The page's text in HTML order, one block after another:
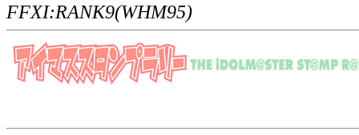
FFXI:RANK9(WHM95)